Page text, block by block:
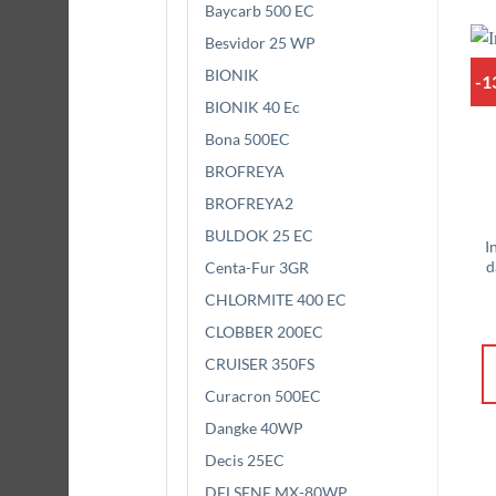
Baycarb 500 EC
Besvidor 25 WP
BIONIK
BIONIK 40 Ec
Bona 500EC
BROFREYA
BROFREYA2
BULDOK 25 EC
Centa-Fur 3GR
CHLORMITE 400 EC
CLOBBER 200EC
CRUISER 350FS
Curacron 500EC
Dangke 40WP
Decis 25EC
DELSENE MX-80WP
-